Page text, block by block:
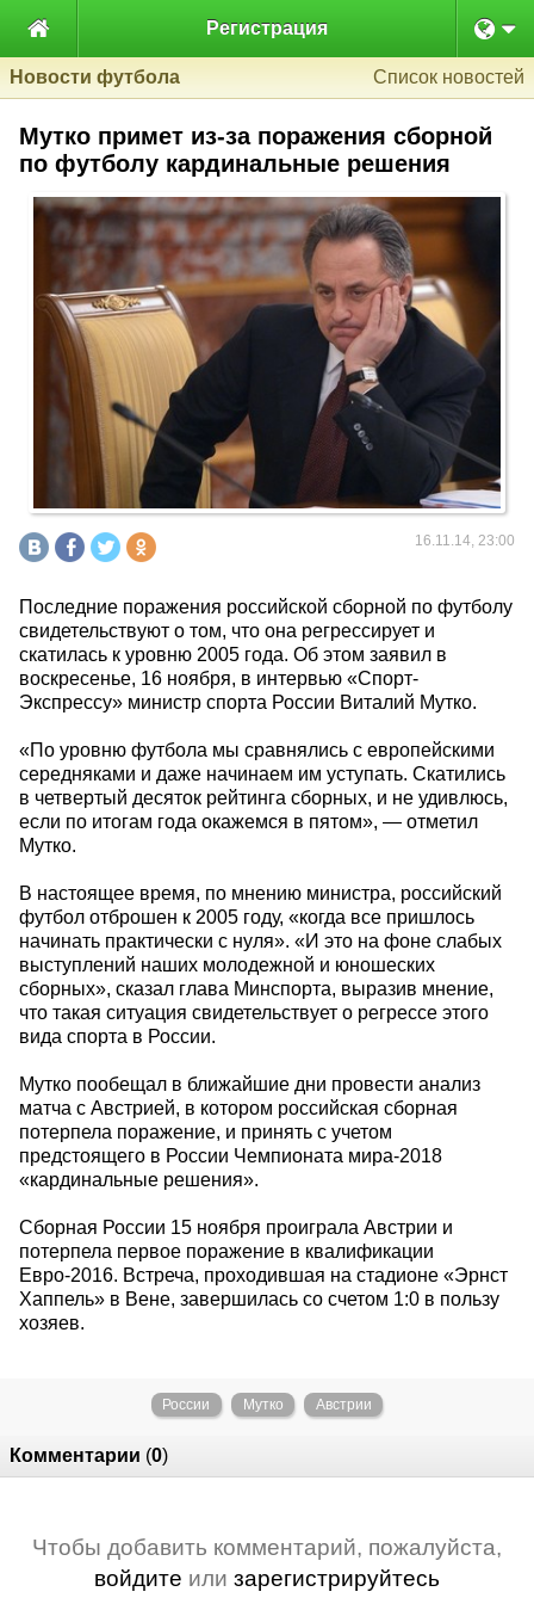
 Регистрация
Новости футбола Список новостей
Мутко примет из-за поражения сборной
по футболу кардинальные решения
16.11.14, 23:00
Последние поражения российской сборной по футболу
свидетельствуют о том, что она регрессирует и
скатилась к уровню 2005 года. Об этом заявил в
воскресенье, 16 ноября, в интервью «Спорт-
Экспрессу» министр спорта России Виталий Мутко.
«По уровню футбола мы сравнялись с европейскими
середняками и даже начинаем им уступать. Скатились
в четвертый десяток рейтинга сборных, и не удивлюсь,
если по итогам года окажемся в пятом», — отметил
Мутко.
В настоящее время, по мнению министра, российский
футбол отброшен к 2005 году, «когда все пришлось
начинать практически с нуля». «И это на фоне слабых
выступлений наших молодежной и юношеских
сборных», сказал глава Минспорта, выразив мнение,
что такая ситуация свидетельствует о регрессе этого
вида спорта в России.
Мутко пообещал в ближайшие дни провести анализ
матча с Австрией, в котором российская сборная
потерпела поражение, и принять с учетом
предстоящего в России Чемпионата мира-2018
«кардинальные решения».
Сборная России 15 ноября проиграла Австрии и
потерпела первое поражение в квалификации
Евро-2016. Встреча, проходившая на стадионе «Эрнст
Хаппель» в Вене, завершилась со счетом 1:0 в пользу
хозяев.
России Мутко Австрии
Комментарии (0)
Чтобы добавить комментарий, пожалуйста,
войдите или зарегистрируйтесь